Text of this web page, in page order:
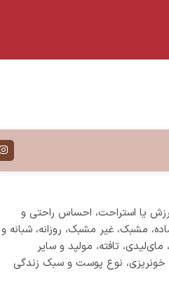
یا استراحت، احساس راحتی و
مشبک، غیر مشبک، روزانه، شبانه و
تافته، مولپد و سایر
خونریزی، نوع پوست و سبک زندگی